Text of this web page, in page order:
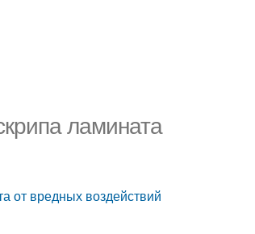
ламината
от вредных воздействий